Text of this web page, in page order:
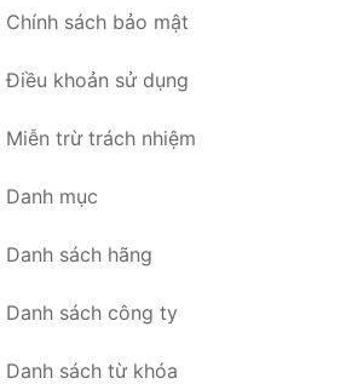
Chính sách bảo mật
Điều khoản sử dụng
Miễn trừ trách nhiệm
Danh mục
Danh sách hãng
Danh sách công ty
Danh sách từ khóa